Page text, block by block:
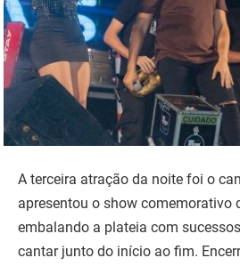
A terceira atração da noite foi o
apresentou o show comemorativo
embalando a plateia com
cantar junto do início ao fim.